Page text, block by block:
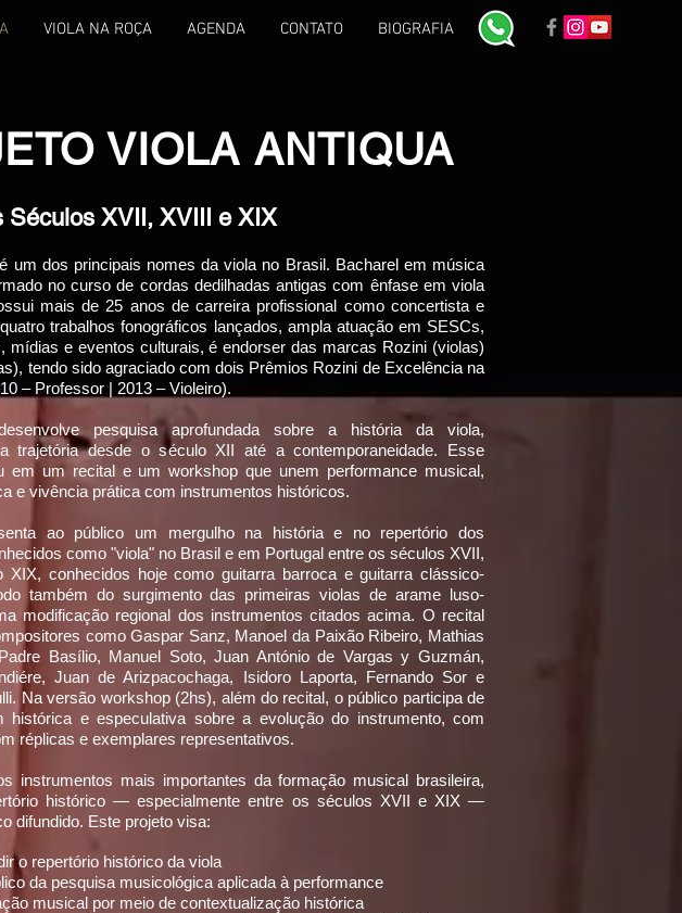
VIOLA NA ROÇA AGENDA CONTATO BIOGRAFIA
VIOLA ANTIQUA
Séculos XVII, XVIII e XIX
um dos principais nomes da viola no Brasil. Bacharel em música
no curso de cordas dedilhadas antigas com ênfase em viola
mais de 25 anos de carreira profissional como concertista e
trabalhos fonográficos lançados, ampla atuação em SESCs,
mídias e eventos culturais, é endorser das marcas Rozini (violas)
tendo sido agraciado com dois Prêmios Rozini de Excelência na
– Professor | 2013 – Violeiro).
pesquisa aprofundada sobre a história da viola,
trajetória desde o século XII até a contemporaneidade. Esse
em um recital e um workshop que unem performance musical,
e vivência prática com instrumentos históricos.
ao público um mergulho na história e no repertório dos
como "viola" no Brasil e em Portugal entre os séculos XVII,
XIX, conhecidos hoje como guitarra barroca e guitarra clássico-
também do surgimento das primeiras violas de arame luso-
modificação regional dos instrumentos citados acima. O recital
como Gaspar Sanz, Manoel da Paixão Ribeiro, Mathias
Basílio, Manuel Soto, Juan António de Vargas y Guzmán,
Juan de Arizpacochaga, Isidoro Laporta, Fernando Sor e
Na versão workshop (2hs), além do recital, o público participa de
histórica e especulativa sobre a evolução do instrumento, com
réplicas e exemplares representativos.
instrumentos mais importantes da formação musical brasileira,
histórico — especialmente entre os séculos XVII e XIX —
difundido. Este projeto visa:
o repertório histórico da viola
da pesquisa musicológica aplicada à performance
musical por meio de contextualização histórica